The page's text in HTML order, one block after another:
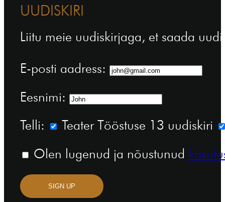
UUDISKIRI
Liitu meie uudiskirjaga, et saada
E-posti aadress:
Eesnimi:
Telli:
Teater Tööstuse 13 uudiskiri
Olen lugenud ja nõustunud
SIGN UP